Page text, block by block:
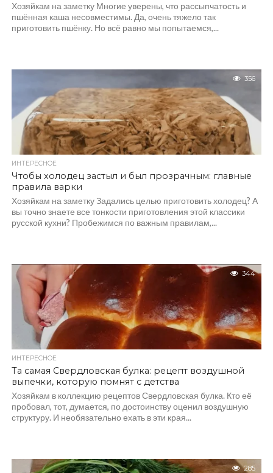
Хозяйкам на заметку Многие уверены, что рассыпчатость и
пшённая каша несовместимы. Да, очень тяжело так
приготовить пшёнку. Но всё равно мы попытаемся,...
356
ИНТЕРЕСНОЕ
Чтобы холодец застыл и был прозрачным: главные
правила варки
Хозяйкам на заметку Задались целью приготовить холодец? А
вы точно знаете все тонкости приготовления этой классики
русской кухни? Пробежимся по важным правилам,...
344
ИНТЕРЕСНОЕ
Та самая Свердловская булка: рецепт воздушной
выпечки, которую помнят с детства
Хозяйкам в коллекцию рецептов Свердловская булка. Кто её
пробовал, тот, думается, по достоинству оценил воздушную
структуру. И необязательно ехать в эти края...
285